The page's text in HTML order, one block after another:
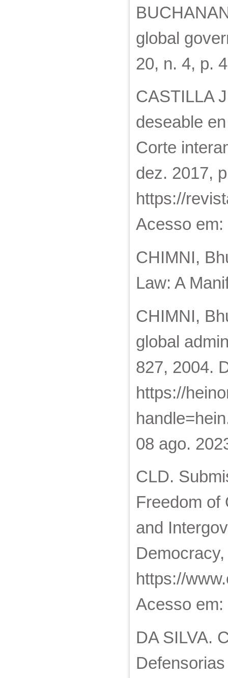
global
20, n. 4, p.
CASTILLA
deseable
Corte
dez. 2017,
https://
Acesso
CHIMNI,
Law: A
CHIMNI,
global
827, 2004.
https://
08 ago.
CLD.
Freedom of
and
https://
Acesso
DA SILVA.